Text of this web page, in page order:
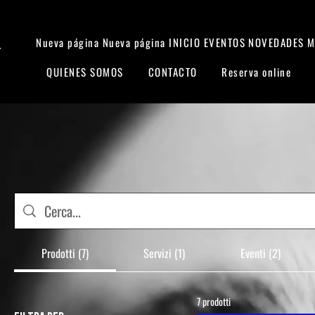
Nueva página Nueva página INICIO EVENTOS NOVEDADES
QUIENES SOMOS
CONTACTO Reserva online
Prodotti (7) Servizi (1) Eventi (2)
7 prodotti